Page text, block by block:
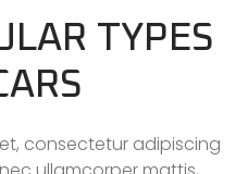
TYPES
consectetur adipiscing